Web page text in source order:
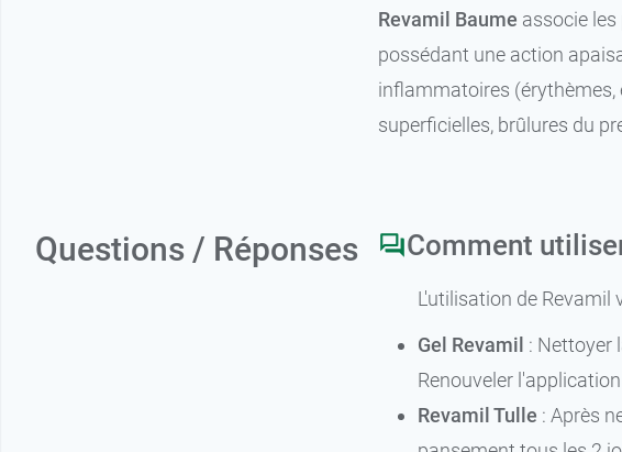
Revamil Baume associe
possédant une action
inflammatoires (érythèmes,
superficielles, brûlures du
Questions / Réponses Comment
L'utilisation de Revamil
Gel Revamil : Nettoyer
Renouveler
Revamil Tulle : Après